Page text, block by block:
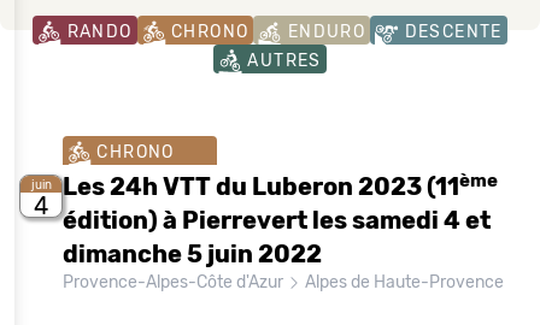
RANDO CHRONO ENDURO
DESCENTE
AUTRES
juin
4
CHRONO
Les 24h VTT du Luberon 2023 (11ème
édition) à Pierrevert les samedi 4 et
dimanche 5 juin 2022
Provence-Alpes-Côte d'Azur Alpes de Haute-Provence